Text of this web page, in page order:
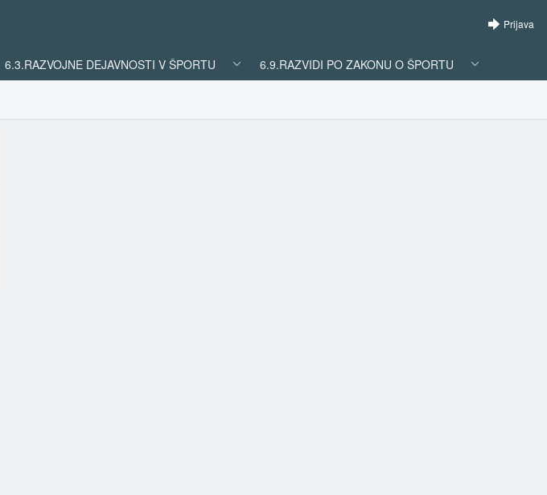
Prijava
6.3.RAZVOJNE DEJAVNOSTI V ŠPORTU 6.9.RAZVIDI PO ZAKONU O ŠPORTU